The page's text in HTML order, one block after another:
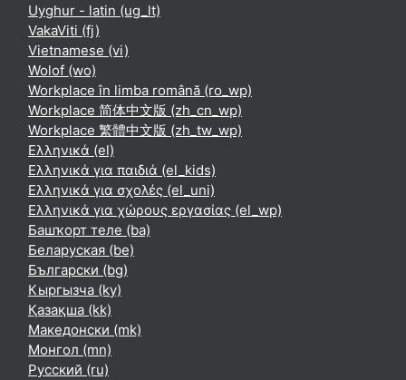
Uyghur - latin ‎(ug_lt)‎
VakaViti ‎(fj)‎
Vietnamese ‎(vi)‎
Wolof ‎(wo)‎
Workplace în limba română ‎(ro_wp)‎
Workplace 简体中文版 ‎(zh_cn_wp)‎
Workplace 繁體中文版 ‎(zh_tw_wp)‎
Ελληνικά ‎(el)‎
Ελληνικά για παιδιά ‎(el_kids)‎
Ελληνικά για σχολές ‎(el_uni)‎
Ελληνικά για χώρους εργασίας ‎(el_wp)‎
Башҡорт теле ‎(ba)‎
Беларуская ‎(be)‎
Български ‎(bg)‎
Кыргызча ‎(ky)‎
Қазақша ‎(kk)‎
Македонски ‎(mk)‎
Монгол ‎(mn)‎
Русский ‎(ru)‎